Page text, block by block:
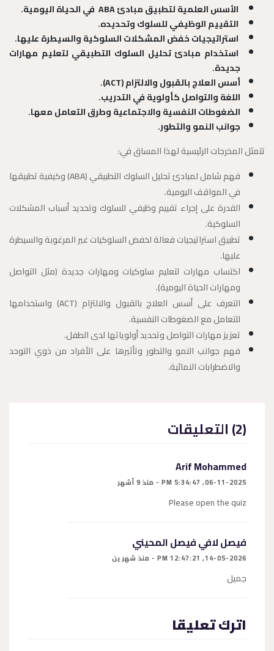
الأسس العلمية لتطبيق مبادئ ABA في الحياة اليومية.
التقييم الوظيفي للسلوك وتحديده.
استراتيجيات خفض المشكلات السلوكية والسيطرة عليها.
استخدام مبادئ تحليل السلوك التطبيقي لتعليم مهارات
جديدة.
أسس العلاج بالقبول والالتزام (ACT).
اللغة والتواصل كأولوية في التدريب.
الضغوطات النفسية والاجتماعية وطرق التعامل معها.
جوانب النمو والتطور.
تتمثل المخرجات الرئيسية لهذا المساق في:
فهم شامل لمبادئ تحليل السلوك التطبيقي (ABA) وكيفية تطبيقها
في المواقف اليومية.
القدرة على إجراء تقييم وظيفي للسلوك وتحديد أسباب المشكلات
السلوكية.
تطبيق استراتيجيات فعالة لخفض السلوكيات غير المرغوبة والسيطرة
عليها.
اكتساب مهارات لتعليم سلوكيات ومهارات جديدة (مثل التواصل
ومهارات الحياة اليومية).
التعرف على أسس العلاج بالقبول والالتزام (ACT) واستخدامها
للتعامل مع الضغوطات النفسية.
تعزيز مهارات التواصل وتحديد أولوياتها لدى الطفل.
فهم جوانب النمو والتطور وتأثيرها على الأفراد من ذوي التوحد
والاضطرابات النمائية.
(2) التعليقات
Arif Mohammed
06-11-2025, 5:34:47 PM - منذ 9 أشهر
Please open the quiz
فيصل لافي فيصل المحيني
14-05-2026, 12:47:21 PM - منذ شهرين
جميل
اترك تعليقا